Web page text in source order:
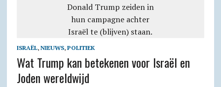
ISRAËL, NIEUWS, POLITIEK
Wat Trump kan betekenen voor Israël en
Joden wereldwijd